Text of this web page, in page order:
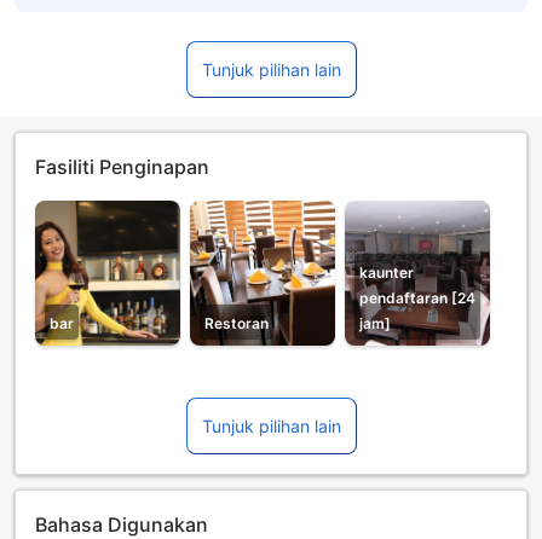
Tunjuk pilihan lain
Fasiliti Penginapan
bar Restoran
kaunter
pendaftaran [24
jam]
Tunjuk pilihan lain
Bahasa Digunakan